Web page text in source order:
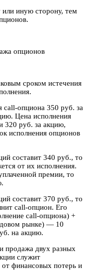
иную сторону, тем
опционов
сроком истечения
call-опциона 350 руб. за
Цена исполнения
320 руб. за акцию,
исполнения опционов
составит 340 руб., то
от их исполнения.
премии, то
составит 370 руб., то
call-опцион. Его
call-опциона) +
рынке) — 10
на акцию.
продажа двух разных
служит
финансовых потерь и